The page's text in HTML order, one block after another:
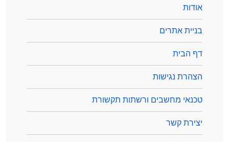
אודות
בניית אתרים
דף הבית
הצהרת נגישות
טכנאי מחשבים ורשתות תקשורת
יצירת קשר